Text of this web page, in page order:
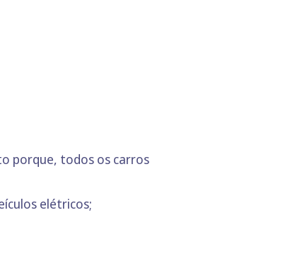
porque, todos os carros
elétricos;